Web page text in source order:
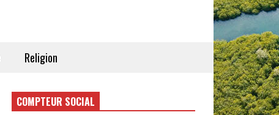
Religion
COMPTEUR SOCIAL